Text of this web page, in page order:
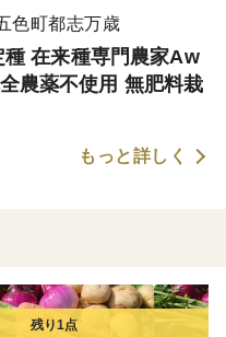
色町都志万歳
種 在来種専門農家Aw
農薬不使用 無肥料栽
もっと詳しく